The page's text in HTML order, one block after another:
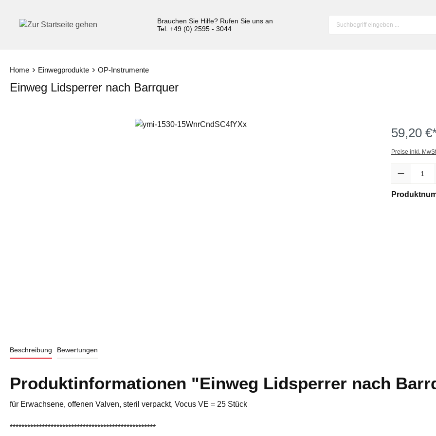
Brauchen Sie Hilfe? Rufen Sie uns an
Tel: +49 (0) 2595 - 3044
Home Einwegprodukte OP-Instrumente
Einweg Lidsperrer nach Barrquer
59,20
Preise inkl.
Beschreibung Bewertungen
Produktinformationen "Einweg Lidsperrer nach
für Erwachsene, offenen Valven, steril verpackt, Vocus VE = 25 Stück
**************************************************